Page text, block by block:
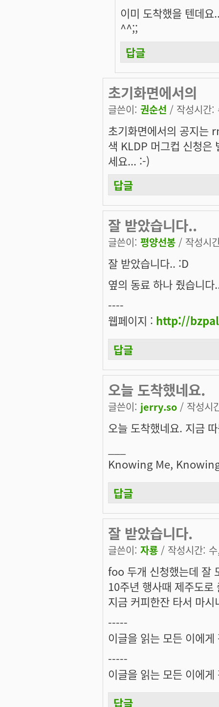
이미 도착했을 텐데
^^;;
답글
초기화면에서의
글쓴이: 권순선 / 작성시간
초기화면에서의 공지는
색 KLDP 머그컵 신청은
세요... :-)
답글
잘 받았습니다..
글쓴이: 평양선봉 / 작성시
잘 받았습니다.. :D
옆의 동료 하나 줬습니
----
웹페이지 : http://
답글
오늘 도착했네요.
글쓴이: jerry.so / 작성시
오늘 도착했네요. 지금
Knowing Me,
답글
잘 받았습니다.
글쓴이: 자룡 / 작성시간:
foo 두개 신청했는데 잘
10주년 행사때 제주도
지금 커피한잔 타서 마
-----
이글을 읽는 모든 이에
-----
이글을 읽는 모든 이에
답글